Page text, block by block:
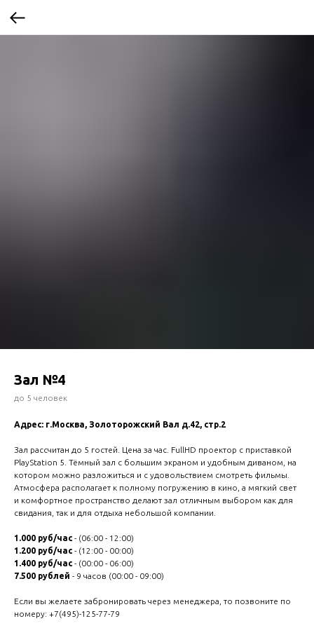
Зал №4
до 5 человек
Адрес: г.Москва, Золоторожский Вал д.42, стр.2
Зал рассчитан до 5 гостей. Цена за час. FullHD проектор с приставкой
PlayStation 5. Тёмный зал с большим экраном и удобным диваном, на
котором можно разложиться и с удовольствием смотреть фильмы.
Атмосфера располагает к полному погружению в кино, а мягкий свет
и комфортное пространство делают зал отличным выбором как для
свидания, так и для отдыха небольшой компании.
1.000 руб/час - (06:00 - 12:00)
1.200 руб/час - (12:00 - 00:00)
1.400 руб/час - (00:00 - 06:00)
7.500 рублей - 9 часов (00:00 - 09:00)
Если вы желаете забронировать через менеджера, то позвоните по
номеру: +7(495)-125-77-79